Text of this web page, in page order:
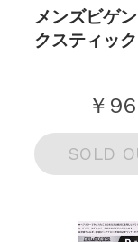
メンズビゲ
クスティッ
￥
SOLD